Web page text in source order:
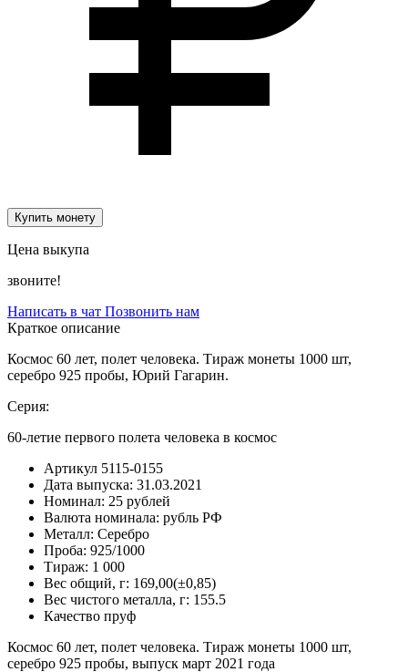
Купить монету
Цена выкупа
звоните!
Написать в чат Позвонить нам
Краткое описание
Космос 60 лет, полет человека. Тираж монеты 1000 шт,
серебро 925 пробы, Юрий Гагарин.
Серия:
60-летие первого полета человека в космос
Артикул 5115-0155
Дата выпуска: 31.03.2021
Номинал: 25 рублей
Валюта номинала: рубль РФ
Металл: Серебро
Проба: 925/1000
Тираж: 1 000
Вес общий, г: 169,00(±0,85)
Вес чистого металла, г: 155.5
Качество пруф
Космос 60 лет, полет человека. Тираж монеты 1000 шт,
серебро 925 пробы, выпуск март 2021 года